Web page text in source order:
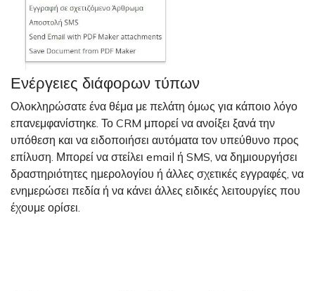
Ενέργειες διάφορων τύπων
Ολοκληρώσατε ένα θέμα με πελάτη όμως για κάποιο λόγο
επανεμφανίστηκε. Το CRM μπορεί να ανοίξει ξανά την
υπόθεση και να ειδοποιήσει αυτόματα τον υπεύθυνο προς
επίλυση. Μπορεί να στείλει email ή SMS, να δημιουργήσει
δραστηριότητες ημερολογίου ή άλλες σχετικές εγγραφές, να
ενημερώσει πεδία ή να κάνει άλλες ειδικές λειτουργίες που
έχουμε ορίσει.